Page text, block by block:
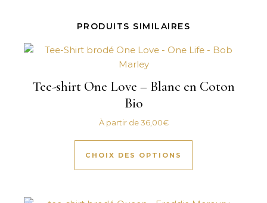
PRODUITS SIMILAIRES
Tee-shirt One Love – Blanc en Coton
Bio
À partir de36,00€
CHOIX DES OPTIONS
Ce produit a